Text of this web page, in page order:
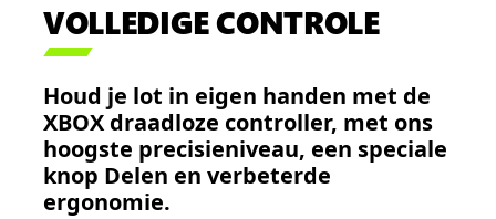
VOLLEDIGE CONTROLE

Houd je lot in eigen handen met de
XBOX draadloze controller, met ons
hoogste precisieniveau, een speciale
knop Delen en verbeterde
ergonomie.